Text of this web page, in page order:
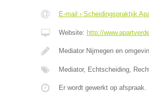
E-mail › Scheidingspraktijk
Website: http://
Mediator Nijmegen en
Mediator, Echtscheiding,
Er wordt gewerkt op afspraak.